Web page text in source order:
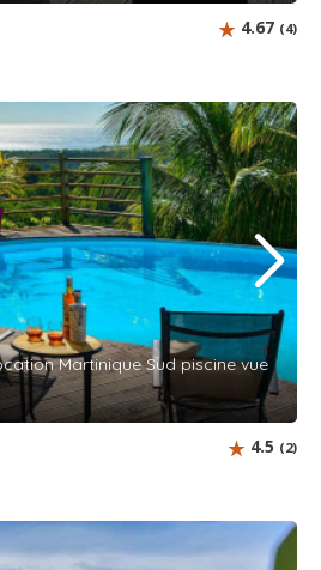
4.67 (4)
Martinique Sud piscine vue
4.5 (2)